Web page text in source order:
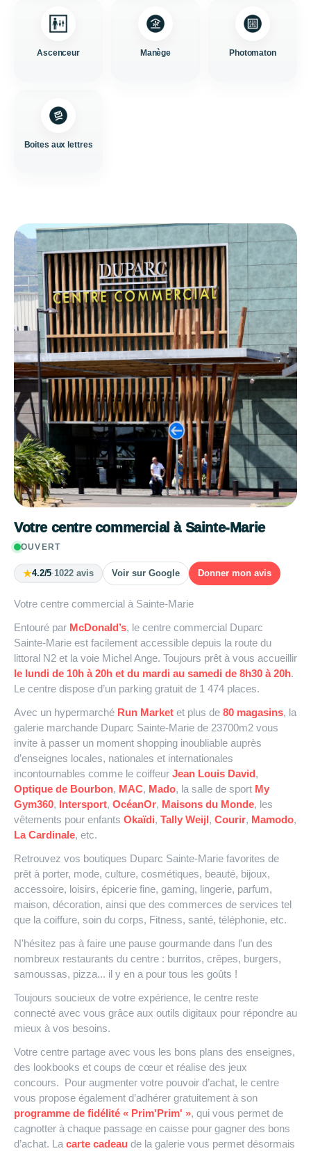
Ascenceur Manège Photomaton
Boites aux lettres
Votre centre commercial à Sainte-Marie
OUVERT
★4.2/5·1022 avis Voir sur Google Donner mon avis
Votre centre commercial à Sainte-Marie
Entouré par McDonald’s, le centre commercial Duparc
Sainte-Marie est facilement accessible depuis la route du
littoral N2 et la voie Michel Ange. Toujours prêt à vous accueillir
le lundi de 10h à 20h et du mardi au samedi de 8h30 à 20h.
Le centre dispose d’un parking gratuit de 1 474 places.
Avec un hypermarché Run Market et plus de 80 magasins, la
galerie marchande Duparc Sainte-Marie de 23700m2 vous
invite à passer un moment shopping inoubliable auprès
d’enseignes locales, nationales et internationales
incontournables comme le coiffeur Jean Louis David,
Optique de Bourbon, MAC, Mado, la salle de sport My
Gym360, Intersport, OcéanOr, Maisons du Monde, les
vêtements pour enfants Okaïdi, Tally Weijl, Courir, Mamodo,
La Cardinale, etc.
Retrouvez vos boutiques Duparc Sainte-Marie favorites de
prêt à porter, mode, culture, cosmétiques, beauté, bijoux,
accessoire, loisirs, épicerie fine, gaming, lingerie, parfum,
maison, décoration, ainsi que des commerces de services tel
que la coiffure, soin du corps, Fitness, santé, téléphonie, etc.
N'hésitez pas à faire une pause gourmande dans l'un des
nombreux restaurants du centre : burritos, crêpes, burgers,
samoussas, pizza... il y en a pour tous les goûts !
Toujours soucieux de votre expérience, le centre reste
connecté avec vous grâce aux outils digitaux pour répondre au
mieux à vos besoins.
Votre centre partage avec vous les bons plans des enseignes,
des lookbooks et coups de cœur et réalise des jeux
concours. Pour augmenter votre pouvoir d’achat, le centre
vous propose également d’adhérer gratuitement à son
programme de fidélité « Prim'Prim' », qui vous permet de
cagnotter à chaque passage en caisse pour gagner des bons
d’achat. La carte cadeau de la galerie vous permet désormais